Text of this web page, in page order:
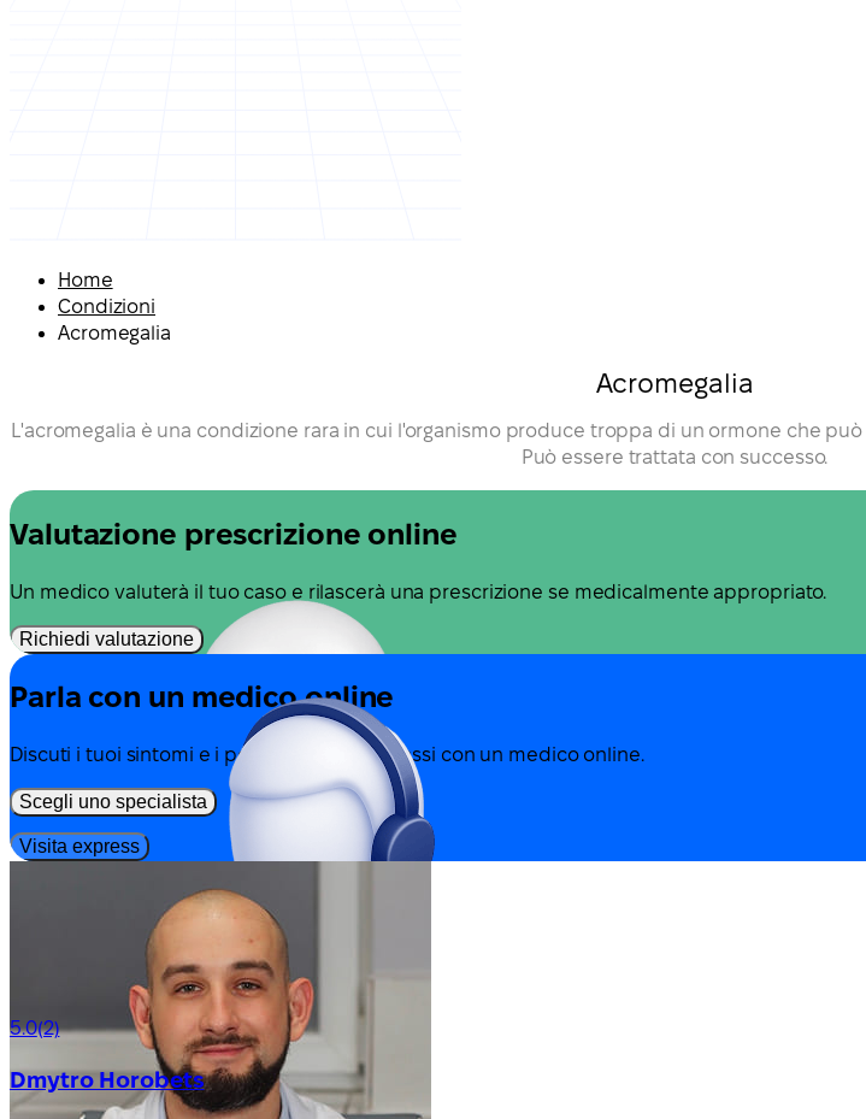
Home
Condizioni
Acromegalia
Acromegalia
L'acromegalia è una condizione rara in cui l'organismo produce troppa di un ormone che
Può essere trattata con successo.
Valutazione prescrizione online
Un medico valuterà il tuo caso e rilascerà una prescrizione se medicalmente appropriato.
Richiedi valutazione
Parla con un medico online
Discuti i tuoi sintomi e i possibili prossimi passi con un medico online.
Scegli uno specialista
Visita express
5.0(2)
Dmytro Horobets